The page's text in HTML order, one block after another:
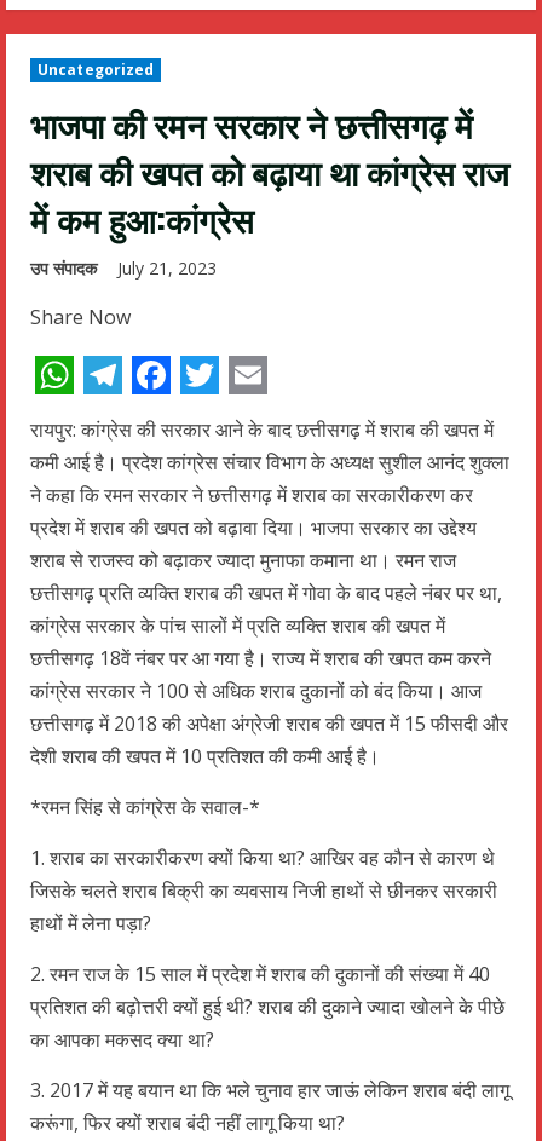
Uncategorized
भाजपा की रमन सरकार ने छत्तीसगढ़ में
शराब की खपत को बढ़ाया था कांग्रेस राज
में कम हुआ:कांग्रेस
उप संपादक July 21, 2023
Share Now
WhatsApp
Telegram
Facebook
Twitter
Email
रायपुर: कांग्रेस की सरकार आने के बाद छत्तीसगढ़ में शराब की खपत में
कमी आई है। प्रदेश कांग्रेस संचार विभाग के अध्यक्ष सुशील आनंद शुक्ला
ने कहा कि रमन सरकार ने छत्तीसगढ़ में शराब का सरकारीकरण कर
प्रदेश में शराब की खपत को बढ़ावा दिया। भाजपा सरकार का उद्देश्य
शराब से राजस्व को बढ़ाकर ज्यादा मुनाफा कमाना था। रमन राज
छत्तीसगढ़ प्रति व्यक्ति शराब की खपत में गोवा के बाद पहले नंबर पर था,
कांग्रेस सरकार के पांच सालों में प्रति व्यक्ति शराब की खपत में
छत्तीसगढ़ 18वें नंबर पर आ गया है। राज्य में शराब की खपत कम करने
कांग्रेस सरकार ने 100 से अधिक शराब दुकानों को बंद किया। आज
छत्तीसगढ़ में 2018 की अपेक्षा अंग्रेजी शराब की खपत में 15 फीसदी और
देशी शराब की खपत में 10 प्रतिशत की कमी आई है।
*रमन सिंह से कांग्रेस के सवाल-*
1. शराब का सरकारीकरण क्यों किया था? आखिर वह कौन से कारण थे
जिसके चलते शराब बिक्री का व्यवसाय निजी हाथों से छीनकर सरकारी
हाथों में लेना पड़ा?
2. रमन राज के 15 साल में प्रदेश में शराब की दुकानों की संख्या में 40
प्रतिशत की बढ़ोत्तरी क्यों हुई थी? शराब की दुकाने ज्यादा खोलने के पीछे
का आपका मकसद क्या था?
3. 2017 में यह बयान था कि भले चुनाव हार जाऊं लेकिन शराब बंदी लागू
करूंगा, फिर क्यों शराब बंदी नहीं लागू किया था?